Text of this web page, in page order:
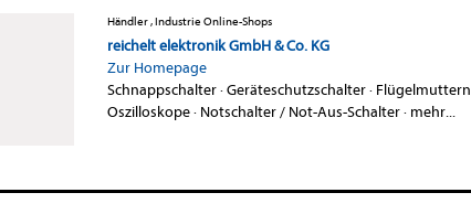
Händler , Industrie Online-Shops
reichelt elektronik GmbH & Co. KG
Zur Homepage
Schnappschalter·Geräteschutzschalter· Flügelmuttern
Oszilloskope· Notschalter / Not-Aus-Schalter· mehr...